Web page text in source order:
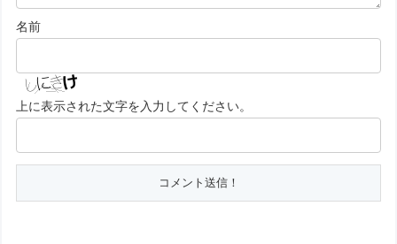
名前
上に表示された文字を入力してください。